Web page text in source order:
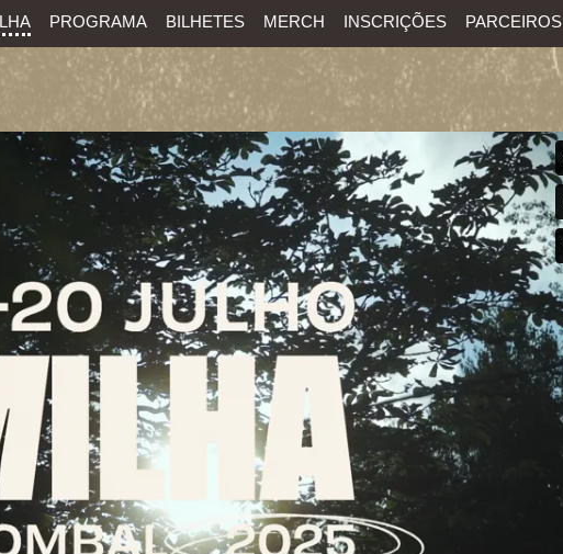
PROGRAMA BILHETES MERCH INSCRIÇÕES PARCEIROS